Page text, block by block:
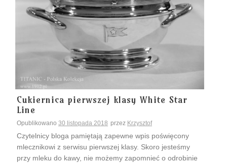
Cukiernica pierwszej klasy White Star
Line
Opublikowano 30 listopada 2018 przez Krzysztof
Czytelnicy bloga pamiętają zapewne wpis poświęcony
mlecznikowi z serwisu pierwszej klasy. Skoro jesteśmy
przy mleku do kawy, nie możemy zapomnieć o odrobinie